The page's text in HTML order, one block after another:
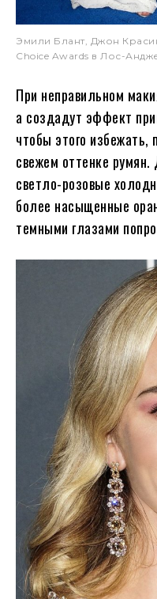
Эмили Блант, Джон
Choice Awards в Лос-
При неправильном
а создадут эффект
чтобы этого избежать,
свежем оттенке
светло-розовые
более насыщенные
темными глазами